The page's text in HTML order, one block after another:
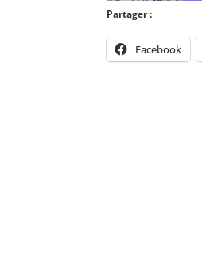
Partager :
Facebook